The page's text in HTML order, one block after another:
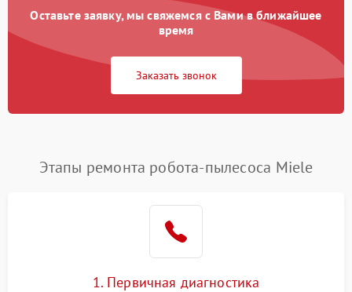
Оставьте заявку, мы свяжемся с Вами в ближайшее
время
Заказать звонок
Этапы ремонта робота-пылесоса Miele
1. Первичная диагностика